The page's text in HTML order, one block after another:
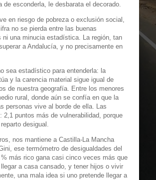
de esconderla, le desbarata el decorado.
en riesgo de pobreza o exclusión social,
no se pierda entre las buenas
una minucia estadística. La región, tan
a Andalucía, y no precisamente en
sea estadístico para entenderla: la
y la carencia material sigue igual de
de nuestra geografía. Entre los menores
rural, donde aún se confía en que la
personas vive al borde de ella. Las
2,1 puntos más de vulnerabilidad, porque
desigual.
nos mantiene a Castilla-La Mancha
ese termómetro de desigualdades del
más rico gana casi cinco veces más que
a casa cansado, y tener hijos o vivir
una mala idea si uno pretende llegar a